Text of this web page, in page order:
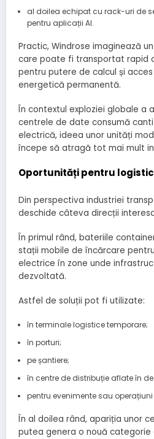
al doilea echipat cu rack-uri de
pentru aplicații AI.
Practic, Windrose imaginează
care poate fi transportat rapid
pentru putere de calcul și
energetică permanentă.
În contextul exploziei globale a
centrele de date consumă
electrică, ideea unor unități
începe să atragă tot mai mult
Oportunități pentru
Din perspectiva industriei
deschide câteva direcții
În primul rând, bateriile
stații mobile de încărcare
electrice în zone unde
dezvoltată.
Astfel de soluții pot fi utilizate:
în terminale logistice temporare;
în porturi;
pe șantiere;
în centre de distribuție aflate în
pentru evenimente sau
În al doilea rând, apariția unor
putea genera o nouă categorie